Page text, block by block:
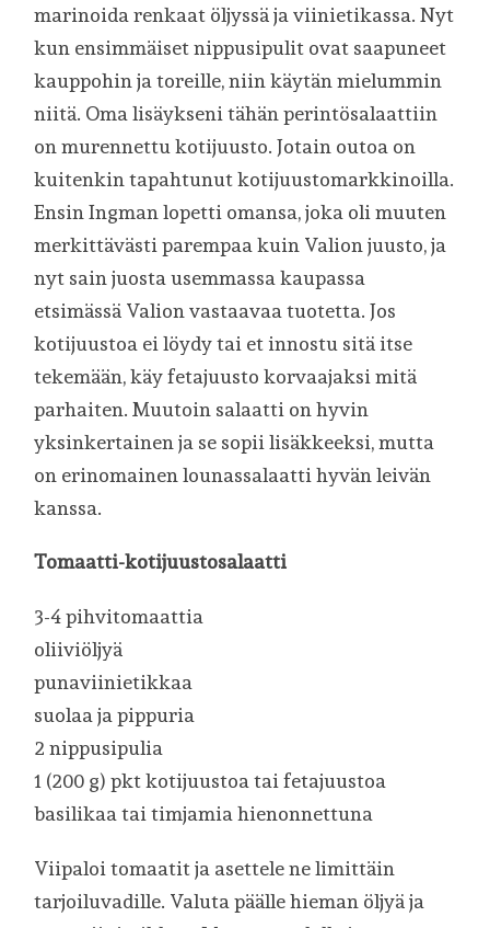
marinoida renkaat öljyssä ja viinietikassa. Nyt
kun ensimmäiset nippusipulit ovat saapuneet
kauppohin ja toreille, niin käytän mielummin
niitä. Oma lisäykseni tähän perintösalaattiin
on murennettu kotijuusto. Jotain outoa on
kuitenkin tapahtunut kotijuustomarkkinoilla.
Ensin Ingman lopetti omansa, joka oli muuten
merkittävästi parempaa kuin Valion juusto, ja
nyt sain juosta usemmassa kaupassa
etsimässä Valion vastaavaa tuotetta. Jos
kotijuustoa ei löydy tai et innostu sitä itse
tekemään, käy fetajuusto korvaajaksi mitä
parhaiten. Muutoin salaatti on hyvin
yksinkertainen ja se sopii lisäkkeeksi, mutta
on erinomainen lounassalaatti hyvän leivän
kanssa.
Tomaatti-kotijuustosalaatti
3-4 pihvitomaattia
oliiviöljyä
punaviinietikkaa
suolaa ja pippuria
2 nippusipulia
1 (200 g) pkt kotijuustoa tai fetajuustoa
basilikaa tai timjamia hienonnettuna
Viipaloi tomaatit ja asettele ne limittäin
tarjoiluvadille. Valuta päälle hieman öljyä ja